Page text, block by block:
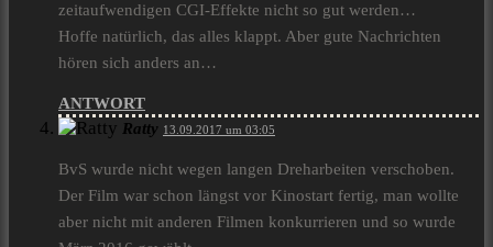
zeitaufwendigen CGI-Effekte nicht so gut werden…
Hoffe natürlich, das alles klappt. Aber gute Nachrichten
hören sich anders an…
ANTWORT
Ratty 13.09.2017 um 03:05
BvS wurde nicht wegen langen Dreharbeiten verschoben.
Der Film war schon längst vor Kinostart fertig, man wollte
aber nicht mit anderen Filmen konkurrieren und so wurde